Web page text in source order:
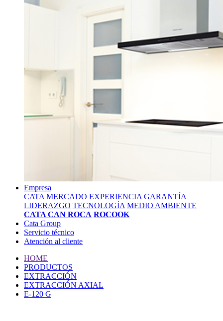
Empresa
CATA MERCADO EXPERIENCIA GARANTÍA
LIDERAZGO TECNOLOGÍA MEDIO AMBIENTE
CATA CAN ROCA ROCOOK
Cata Group
Servicio técnico
Atención al cliente
HOME
PRODUCTOS
EXTRACCIÓN
EXTRACCIÓN AXIAL
E-120 G